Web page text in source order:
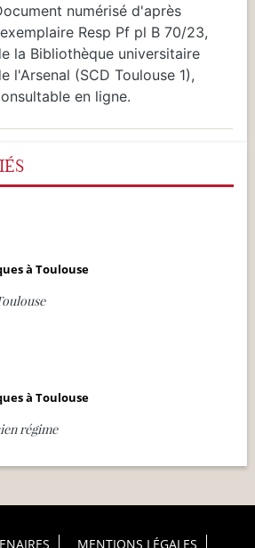
numérisé d'après
Resp Pf pl B 70/23,
la Bibliothèque universitaire
l'Arsenal (SCD Toulouse 1),
en ligne.
à Toulouse
à Toulouse
régime
MENTIONS LÉGALES